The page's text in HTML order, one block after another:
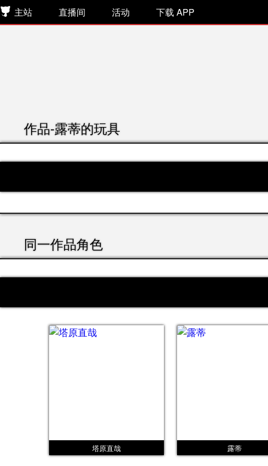
主站 直播间 活动 下载 APP
作品-露蒂的玩具
同一作品角色
塔原直哉 露蒂